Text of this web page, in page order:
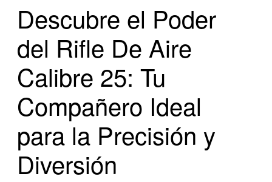
Descubre el Poder
del Rifle De Aire
Calibre 25: Tu
Compañero Ideal
para la Precisión y
Diversión